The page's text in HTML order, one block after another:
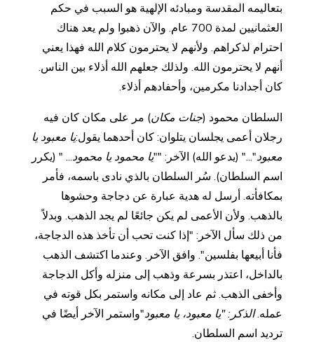
بتعاليمه المقدسة ومبادئه الإلهية هو السبب في حكم
العثمانيين لمدة 700 عام. والآن ذهبوا ولم يعد هناك
احترام لذكراهم. ولأنهم لا يحترمون كلام الله فهذا يعني
أنهم لا يحترمون الله. ولذلك جعلهم الله أذلاء بين الناس.
كان أجدادنا مكرمين، وأحفادهم أذلاء.
السلطان محمود (جنات مكان) مر على مكان كان فيه
رجلان أعمى يجلسان يتلوان: كان أحدهما يقول:يا معبود يا
معبود"..." (يدعو الله) الآخر: ""يا محمود يا محمود... " (يكرر
اسم السلطان). سُر السلطان بالذي نادى باسمه، فأمر
بمكافأته. أرسل له هدية عبارة عن دجاجة وحشوها
بالذهب. ولأن الأعمى لم يكن جائعًا لم يجد الذهب. وبدلاً
من ذلك سأل الآخر: "إذا كنت تحب أن تأخذ هذه الدجاجة،
فأنا أبيعها بفلسين". وافق الآخر. وعندما اكتشف الذهب
بالداخل، اعتذر بسرعة وذهب إلى منزله وأكل الدجاجة
وأخفى الذهب. ثم عاد إلى مكانه واستمر بكل قوته في
عمله.الذكر: "يا معبود، يا معبود"واستمر الآخر أيضًا في
ترديد اسم السلطان.